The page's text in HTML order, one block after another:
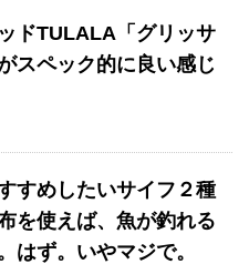
ドTULALA「グリッサ
スペック的に良い感じ
すめしたいサイフ２種
を使えば、魚が釣れる
はず。いやマジで。